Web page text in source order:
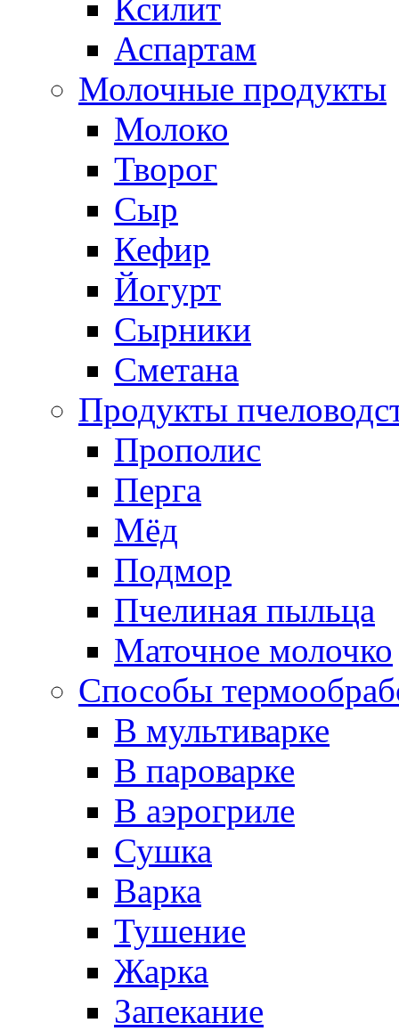
Ксилит
Аспартам
Молочные продукты
Молоко
Творог
Сыр
Кефир
Йогурт
Сырники
Сметана
Продукты
Прополис
Перга
Мёд
Подмор
Пчелиная пыльца
Маточное молочко
Способы
В мультиварке
В пароварке
В аэрогриле
Сушка
Варка
Тушение
Жарка
Запекание